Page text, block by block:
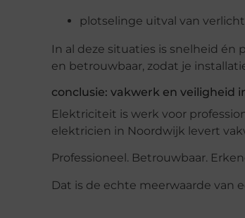
plotselinge uitval van
In al deze situaties is snelheid
en betrouwbaar, zodat je
conclusie: vakwerk en veiligheid
Elektriciteit is werk voor
elektricien in Noordwijk levert
Professioneel. Betrouwbaar.
Dat is de echte meerwaarde van